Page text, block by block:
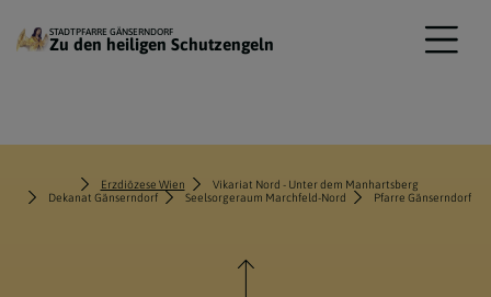
STADTPFARRE GÄNSERNDORF
Zu den heiligen Schutzengeln
Erzdiözese Wien
Vikariat Nord - Unter dem Manhartsberg
Dekanat Gänserndorf
Seelsorgeraum Marchfeld-Nord Pfarre Gänserndorf